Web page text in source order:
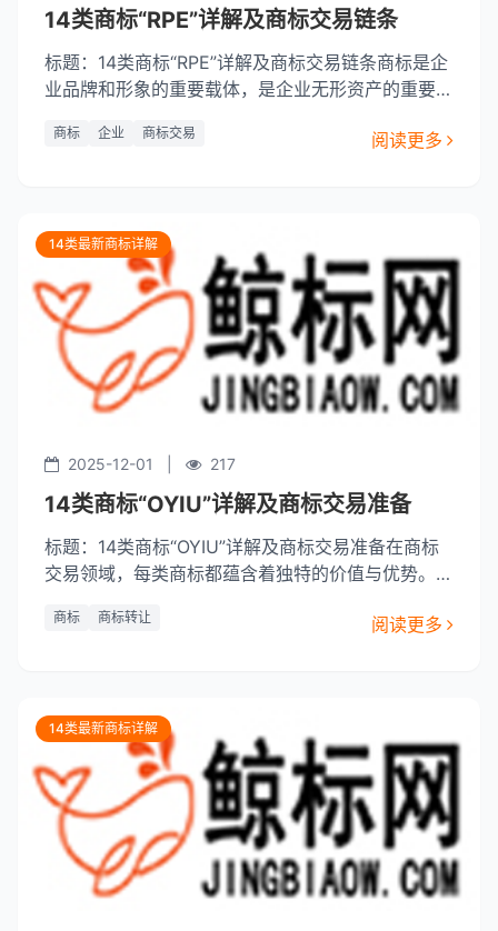
14类商标“RPE”详解及商标交易链条
标题：14类商标“RPE”详解及商标交易链条商标是企
业品牌和形象的重要载体，是企业无形资产的重要组
牌识别度和市场潜力，成为许多企业青睐的商标。本
商标 企业 商标交易 阅读更多
14类最新商标详解
2025-12-01 217
14类商标“OYIU”详解及商标交易准备
标题：14类商标“OYIU”详解及商标交易准备在商标
交易领域，每类商标都蕴含着独特的价值与优势。本
和优势。一、商标“OYIU”详解商标“OYIU”由四个字
商标 商标转让 阅读更多
14类最新商标详解